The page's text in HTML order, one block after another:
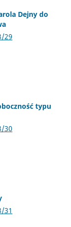
Dejny do
29
typu
30
31